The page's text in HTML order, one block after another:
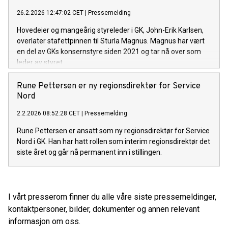
26.2.2026 12:47:02 CET Pressemelding
Hovedeier og mangeårig styreleder i GK, John-Erik Karlsen,
overlater stafettpinnen til Sturla Magnus. Magnus har vært
en del av GKs konsernstyre siden 2021 og tar nå over som
leder av styret.
Rune Pettersen er ny regionsdirektør for Service
Nord
2.2.2026 08:52:28 CET Pressemelding
Rune Pettersen er ansatt som ny regionsdirektør for Service
Nord i GK. Han har hatt rollen som interim regionsdirektør det
siste året og går nå permanent inn i stillingen.
I vårt presserom finner du alle våre siste pressemeldinger,
kontaktpersoner, bilder, dokumenter og annen relevant
informasjon om oss.